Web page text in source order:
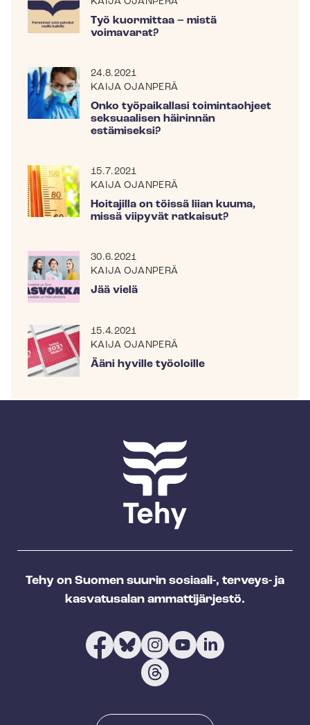
Työ kuormittaa – mistä
voimavarat?
24.8.2021
KAIJA OJANPERÄ
Onko työpaikallasi toimintaohjeet
seksuaalisen häirinnän
estämiseksi?
15.7.2021
KAIJA OJANPERÄ
Hoitajilla on töissä liian kuuma,
missä viipyvät ratkaisut?
30.6.2021
KAIJA OJANPERÄ
Jää vielä
15.4.2021
KAIJA OJANPERÄ
Ääni hyville työoloille
Tehy on Suomen suurin sosiaali-, terveys- ja
kasvatusalan ammattijärjestö.